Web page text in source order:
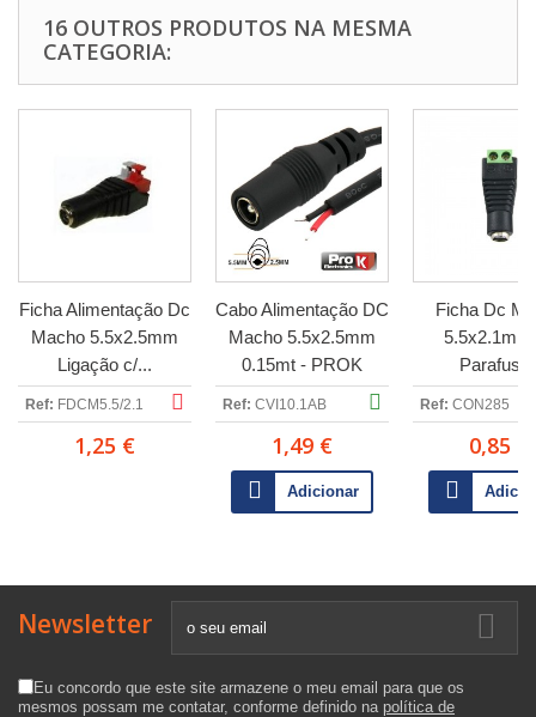
16 OUTROS PRODUTOS NA MESMA
CATEGORIA:
Ficha Alimentação Dc
Macho 5.5x2.5mm
Ligação c/...
Ref: FDCM5.5/2.1
1,25 €
Cabo Alimentação DC
Macho 5.5x2.5mm
0.15mt - PROK
Ref: CVI10.1AB
1,49 €
Adicionar
Ficha Dc
5.5x2.1mm
Ref: CON285
0,85 €
Newsletter
Eu concordo que este site armazene o meu email para que os
mesmos possam me contatar, conforme definido na política de